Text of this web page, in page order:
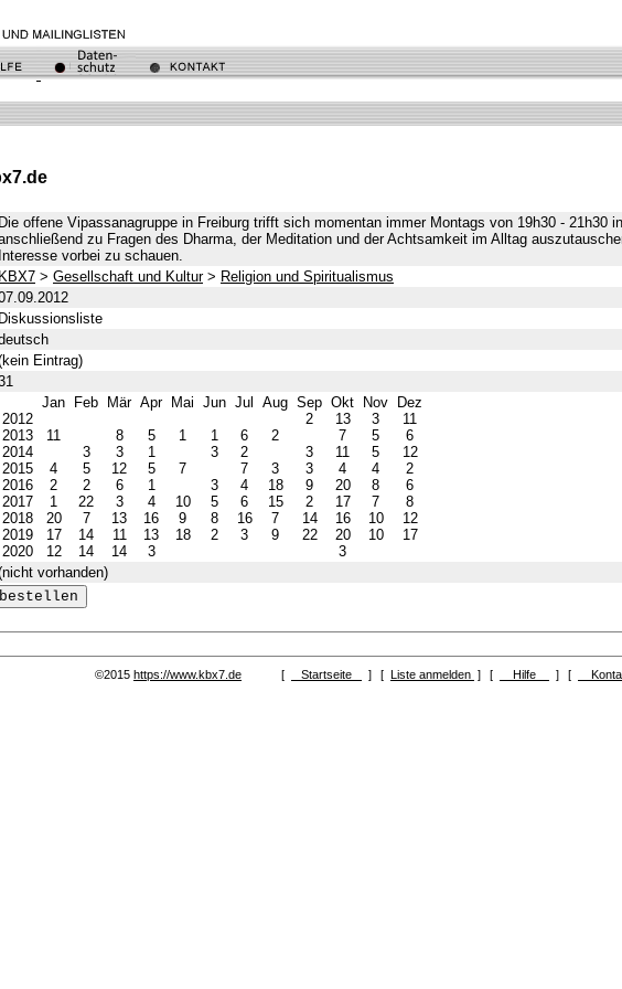
Die offene Vipassanagruppe in Freiburg trifft sich momentan immer Montags von 19h30 - 21h30
zu Fragen des Dharma, der Meditation und der Achtsamkeit im Alltag
Interesse vorbei zu schauen.
KBX7 > Gesellschaft und Kultur> Religion und Spiritualismus
Diskussionsliste
Eintrag)
Jan Feb Mär Apr Mai Jun Jul Aug Sep Okt Nov Dez
2012
2 13 3
11
2013
11 8 5 1 1 6 2 7 5
6
2014
3 3 1 3 2 3 11 5
12
2015
4 5 12 5 7 7 3 3 4 4
2
2016
2 2 6 1 3 4 18 9 20 8
6
2017
1 22 3 4 10 5 6 15 2 17 7
8
2018
20 7 13 16 9 8 16 7 14 16 10
12
2019
17 14 11 13 18 2 3 9 22 20 10
17
2020
12 14 14 3
3
vorhanden)
©2015 https://www.kbx7.de [ Startseite ] [ Liste anmelden ] [ Hilfe ] [